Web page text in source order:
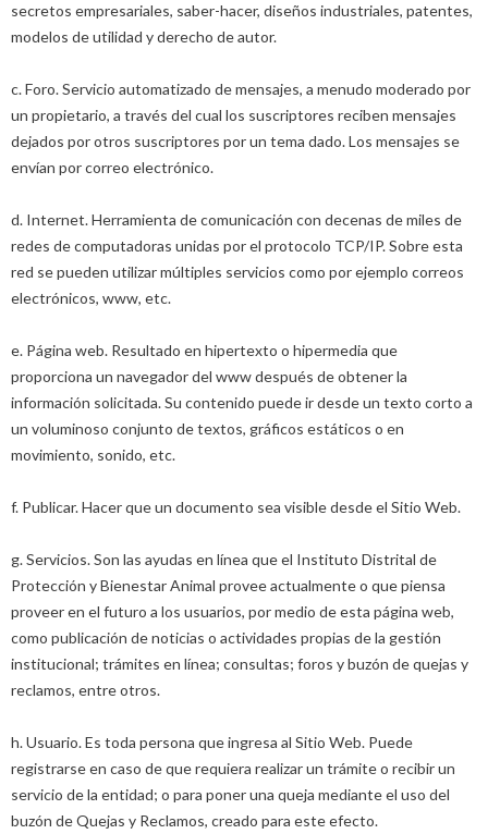
secretos empresariales, saber-hacer, diseños industriales, patentes,
modelos de utilidad y derecho de autor.
c. Foro. Servicio automatizado de mensajes, a menudo moderado por
un propietario, a través del cual los suscriptores reciben mensajes
dejados por otros suscriptores por un tema dado. Los mensajes se
envían por correo electrónico.
d. Internet. Herramienta de comunicación con decenas de miles de
redes de computadoras unidas por el protocolo TCP/IP. Sobre esta
red se pueden utilizar múltiples servicios como por ejemplo correos
electrónicos, www, etc.
e. Página web. Resultado en hipertexto o hipermedia que
proporciona un navegador del www después de obtener la
información solicitada. Su contenido puede ir desde un texto corto a
un voluminoso conjunto de textos, gráficos estáticos o en
movimiento, sonido, etc.
f. Publicar. Hacer que un documento sea visible desde el Sitio Web.
g. Servicios. Son las ayudas en línea que el Instituto Distrital de
Protección y Bienestar Animal provee actualmente o que piensa
proveer en el futuro a los usuarios, por medio de esta página web,
como publicación de noticias o actividades propias de la gestión
institucional; trámites en línea; consultas; foros y buzón de quejas y
reclamos, entre otros.
h. Usuario. Es toda persona que ingresa al Sitio Web. Puede
registrarse en caso de que requiera realizar un trámite o recibir un
servicio de la entidad; o para poner una queja mediante el uso del
buzón de Quejas y Reclamos, creado para este efecto.